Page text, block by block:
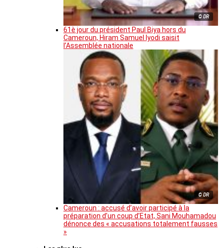
© DR
61è jour du président Paul Biya hors du
Cameroun, Hiram Samuel Iyodi saisit
l’Assemblée nationale
© DR
Cameroun : accusé d’avoir participé à la
préparation d’un coup d’Etat, Sani Mouhamadou
dénonce des « accusations totalement fausses
»